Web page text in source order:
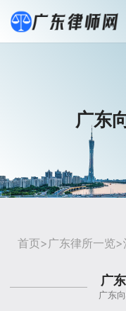
广东
首页> 广东律所一览>
广
广东